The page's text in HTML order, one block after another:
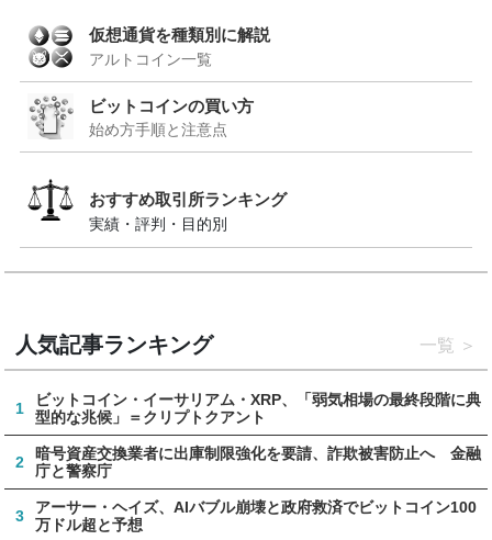
仮想通貨を種類別に解説
アルトコイン一覧
ビットコインの買い方
始め方手順と注意点
おすすめ取引所ランキング
実績・評判・目的別
人気記事ランキング 一覧
1
ビットコイン・イーサリアム・XRP、「弱気相場の最終段階に典
型的な兆候」＝クリプトクアント
2
暗号資産交換業者に出庫制限強化を要請、詐欺被害防止へ 金融
庁と警察庁
3
アーサー・ヘイズ、AIバブル崩壊と政府救済でビットコイン100
万ドル超と予想